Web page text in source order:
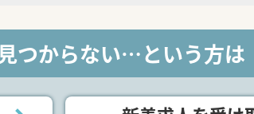
つからない…という方は